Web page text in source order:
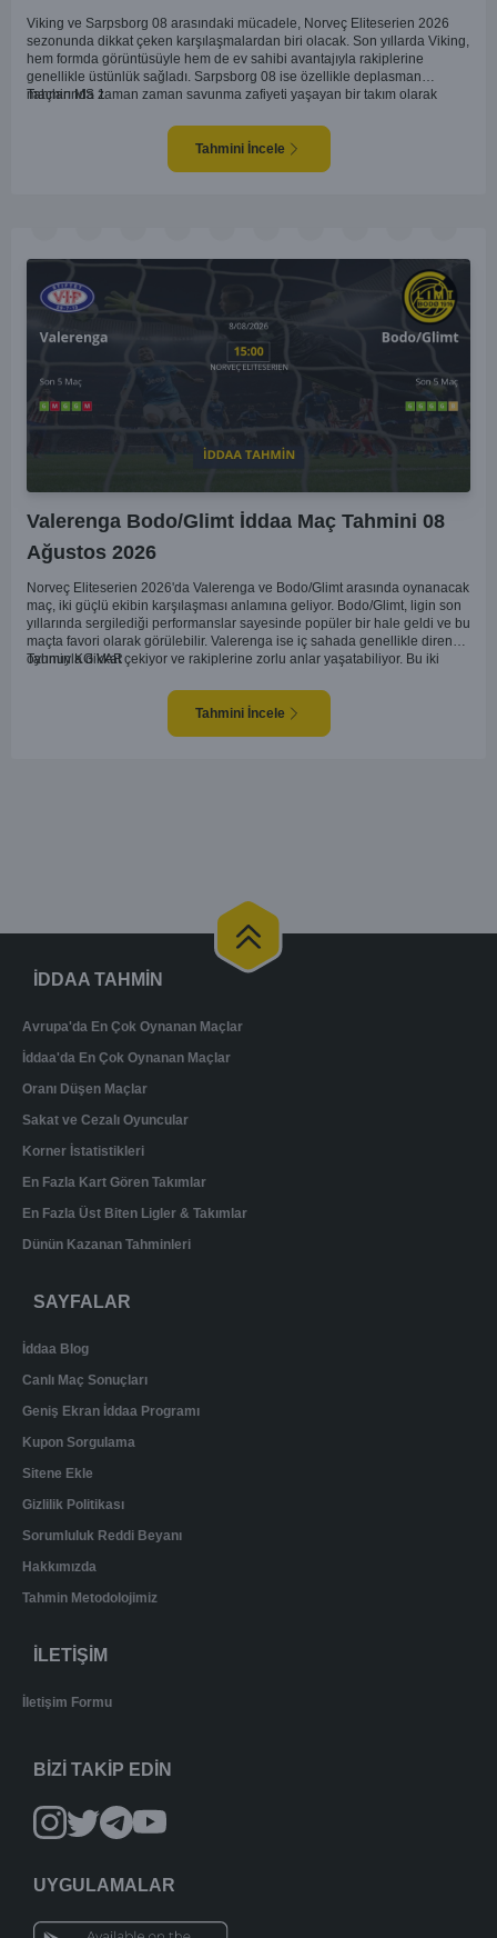
Viking ve Sarpsborg 08 arasındaki mücadele, Norveç Eliteserien 2026
sezonunda dikkat çeken karşılaşmalardan biri olacak. Son yıllarda Viking,
hem formda görüntüsüyle hem de ev sahibi avantajıyla rakiplerine
genellikle üstünlük sağladı. Sarpsborg 08 ise özellikle deplasman
maçlarında zaman zaman savunma zafiyeti yaşayan bir takım olarak
yapıyor. Sarpsborg'un ise sürpriz yapabilme potansiyeli olsa da,
genellikle güçlü rakipler karşısında tutunmakta zorlandıkları biliniyor. Bu
doğrultuda, Viking'in galibiyete yakın olabileceği bir maç beklenebilir.
Tahmin MS 1
Tahmini İncele
Valerenga Bodo/Glimt İddaa Maç Tahmini 08
Ağustos 2026
Norveç Eliteserien 2026'da Valerenga ve Bodo/Glimt arasında oynanacak
maç, iki güçlü ekibin karşılaşması anlamına geliyor. Bodo/Glimt, ligin son
yıllarında sergilediği performanslar sayesinde popüler bir hale geldi ve bu
maçta favori olarak görülebilir. Valerenga ise iç sahada genellikle dirençli
oyunuyla dikkat çekiyor ve rakiplerine zorlu anlar yaşatabiliyor. Bu iki
karşılaşmalara tanık olabiliyoruz. Taraftar desteğini arkasına alarak
sahasında etkili performans sergileyen Valerenga, Bodo/Glimt karşısında
gol bulmakta zorlanmayabilir. Aynı şekilde, Bodo/Glimt'in de hücum gücü
Tahmin KG VAR
Tahmini İncele
İDDAA TAHMİN
Avrupa'da En Çok Oynanan Maçlar
İddaa'da En Çok Oynanan Maçlar
Oranı Düşen Maçlar
Sakat ve Cezalı Oyuncular
Korner İstatistikleri
En Fazla Kart Gören Takımlar
En Fazla Üst Biten Ligler & Takımlar
Dünün Kazanan Tahminleri
SAYFALAR
İddaa Blog
Canlı Maç Sonuçları
Geniş Ekran İddaa Programı
Kupon Sorgulama
Sitene Ekle
Gizlilik Politikası
Sorumluluk Reddi Beyanı
Hakkımızda
Tahmin Metodolojimiz
İLETİŞİM
İletişim Formu
BİZİ TAKİP EDİN
UYGULAMALAR